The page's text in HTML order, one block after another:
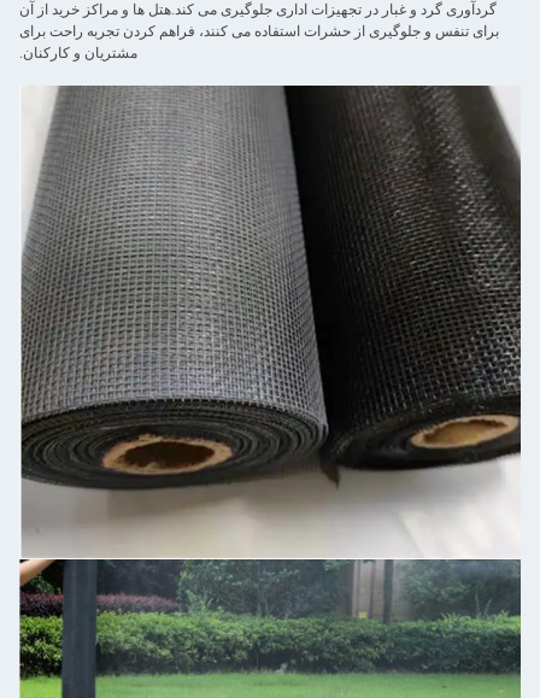
گردآوری گرد و غبار در تجهیزات اداری جلوگیری می کند.هتل ها و مراکز خرید از آن
برای تنفس و جلوگیری از حشرات استفاده می کنند، فراهم کردن تجربه راحت برای
مشتریان و کارکنان.